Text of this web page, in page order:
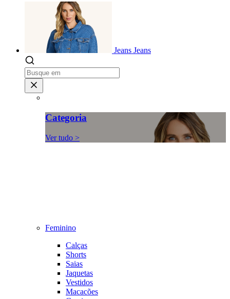
Jeans Jeans
Categoria
Ver tudo >
Feminino
Calças
Shorts
Saias
Jaquetas
Vestidos
Macacões